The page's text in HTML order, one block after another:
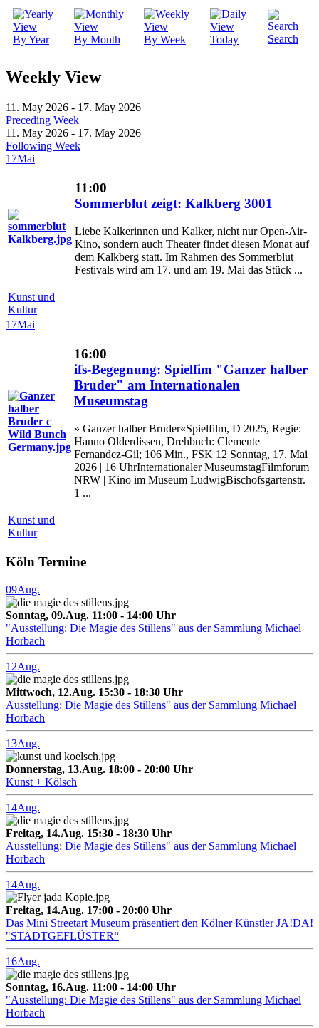
By Year By Month By Week Today Search
Weekly View
11. May 2026 - 17. May 2026
Preceding Week
11. May 2026 - 17. May 2026
Following Week
17Mai
11:00
Sommerblut zeigt: Kalkberg 3001
Liebe Kalkerinnen und Kalker, nicht nur Open-Air-
Kino, sondern auch Theater findet diesen Monat auf
dem Kalkberg statt. Im Rahmen des Sommerblut
Festivals wird am 17. und am 19. Mai das Stück ...
Kunst und
Kultur
17Mai
16:00
ifs-Begegnung: Spielfim "Ganzer halber
Bruder" am Internationalen
Museumstag
» Ganzer halber Bruder«Spielfilm, D 2025, Regie:
Hanno Olderdissen, Drehbuch: Clemente
Fernandez-Gil; 106 Min., FSK 12 Sonntag, 17. Mai
2026 | 16 UhrInternationaler MuseumstagFilmforum
NRW | Kino im Museum LudwigBischofsgartenstr.
1 ...
Kunst und
Kultur
Köln Termine
09Aug.
Sonntag, 09.Aug. 11:00 - 14:00 Uhr
"Ausstellung: Die Magie des Stillens" aus der Sammlung Michael
Horbach
12Aug.
Mittwoch, 12.Aug. 15:30 - 18:30 Uhr
Ausstellung: Die Magie des Stillens" aus der Sammlung Michael
Horbach
13Aug.
Donnerstag, 13.Aug. 18:00 - 20:00 Uhr
Kunst + Kölsch
14Aug.
Freitag, 14.Aug. 15:30 - 18:30 Uhr
Ausstellung: Die Magie des Stillens" aus der Sammlung Michael
Horbach
14Aug.
Freitag, 14.Aug. 17:00 - 20:00 Uhr
Das Mini Streetart Museum präsentiert den Kölner Künstler JA!DA!
"STADTGEFLÜSTER“
16Aug.
Sonntag, 16.Aug. 11:00 - 14:00 Uhr
"Ausstellung: Die Magie des Stillens" aus der Sammlung Michael
Horbach